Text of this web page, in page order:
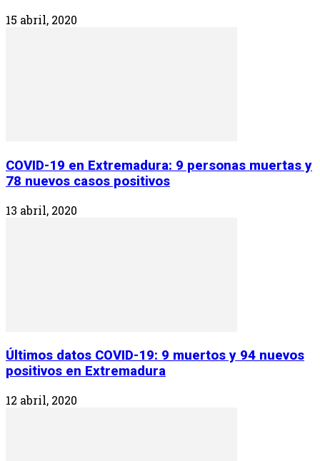
15 abril, 2020
COVID-19 en Extremadura: 9 personas muertas y
78 nuevos casos positivos
13 abril, 2020
Últimos datos COVID-19: 9 muertos y 94 nuevos
positivos en Extremadura
12 abril, 2020